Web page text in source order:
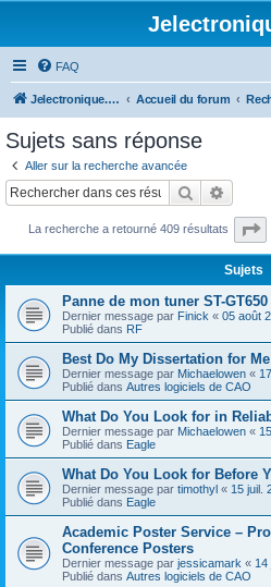
FAQ
Jelectronique.com Accueil du forum
Sujets sans réponse
Aller sur la recherche avancée
Rechercher
La recherche a retourné 409 résultats
Sujets
Panne de mon tuner ST-
Dernier message par Finick « 05 août
Publié dans RF
Best Do My Dissertation for
Dernier message par Michaelowen «
Publié dans Autres logiciels de CAO
What Do You Look for in
Dernier message par Michaelowen «
Publié dans Eagle
What Do You Look for Before
Dernier message par timothyl « 15 juil.
Publié dans Eagle
Academic Poster Service –
Conference Posters
Dernier message par jessicamark « 14
Publié dans Autres logiciels de CAO